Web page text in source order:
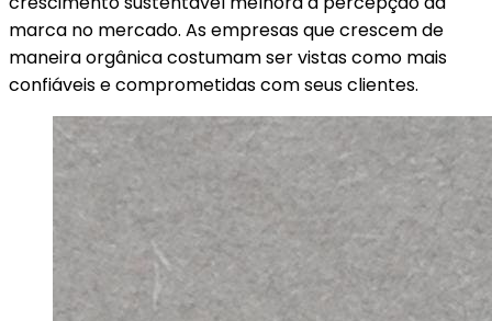
marca no mercado. As empresas que crescem de
maneira orgânica costumam ser vistas como mais
confiáveis e comprometidas com seus clientes.